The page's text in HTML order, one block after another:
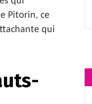
Pitorin, ce
qui